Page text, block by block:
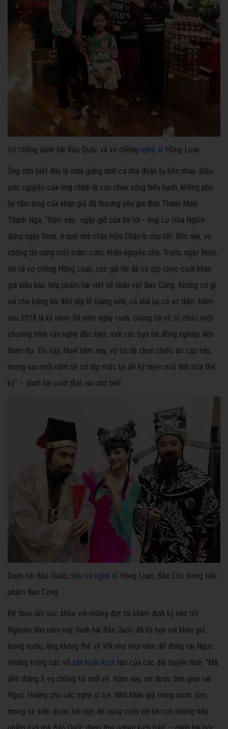
Vợ chồng danh hài Bảo Quốc và vợ chồng nghệ sĩ Hồng Loan
Ông cho biết đây là mùa giáng sinh cả nhà đoàn tụ bên nhau. Điều
ước nguyện của ông chính là con cháu sống hiếu hạnh, không phụ
lại tấm lòng của khán giả đã thương yêu gia đình Thanh Minh-
Thanh Nga. "Năm nay, ngày giỗ của ba tôi - ông Lư Hòa Nghĩa-
đúng ngày Nole, ở quê nhà cháu Hữu Châu lo chu tất. Bên này, vợ
chồng tôi cúng một mâm cơm, khấn nguyện cha. Trước ngày Noel,
tôi và vợ chồng Hồng Loan, con gái tôi đã có dịp chọc cười khán
giả kiều bào tiểu phẩm hài viết về nhân vật Bao Công. Không có gì
vui cho bằng khi đến dịp lễ Giáng sinh, cả nhà lại có sô diễn. Năm
sau 2018 là kỷ niệm 50 năm ngày cưới, chúng tôi sẽ tổ chức một
chương trình văn nghệ đặc biệt, mời các bạn bè đồng nghiệp đến
tham dự. Do vậy, Noel năm nay, vợ tôi đã chọn chiếc áo cặp này,
mong sao mỗi năm sẽ có dịp mặc lại để kỷ niệm mối tình nửa thế
kỷ" – danh hài cười thật vui cho biết.
Danh hài Bảo Quốc, tiểu sử nghệ sĩ Hồng Loan, Bảo Lộc trong tiểu
phẩm Bao Công
Để theo dõi sức khỏe với những đợt tái khám định kỳ nên tết
Nguyên đán năm nay danh hài Bảo Quốc đã lỗi hẹn với khán giả
trong nước, ông không thể về VN như mọi năm để đóng vai Ngọc
Hoàng trong các vở sân khấu kịch táo của các đài truyền hình. "Mà
đến tháng 5 vợ chồng tôi mới về. Năm nay, xin được bàn giao vai
Ngọc Hoàng cho các nghệ sĩ trẻ. Nhớ khán giả trong nước lắm,
mong sẽ sớm được hội ngộ để cùng cười với bà con những tiểu